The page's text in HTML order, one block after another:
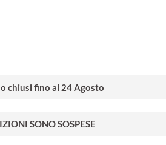
chiusi fino al 24 Agosto
SONO SOSPESE